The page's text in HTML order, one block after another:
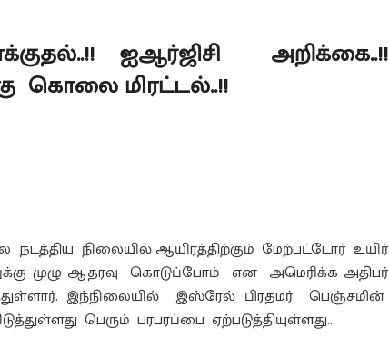
ஐஆர்ஜிசி அறிக்கை..!!
கொலை மிரட்டல்..!!
நிலையில் ஆயிரத்திற்கும் மேற்பட்டோர் உயிர்
முழு ஆதரவு கொடுப்போம் என அமெரிக்க அதிபர்
இந்நிலையில் இஸ்ரேல் பிரதமர் பெஞ்சமின்
பெரும் பரபரப்பை ஏற்படுத்தியுள்ளது..